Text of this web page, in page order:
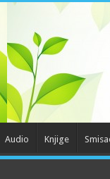
Audio Knjige